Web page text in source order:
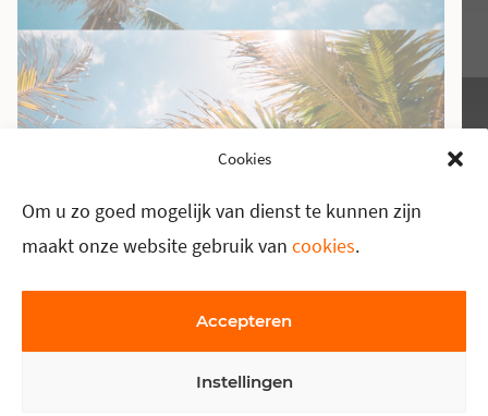
Cookies
Om u zo goed mogelijk van dienst te kunnen zijn
maakt onze website gebruik van cookies.
Accepteren
Instellingen